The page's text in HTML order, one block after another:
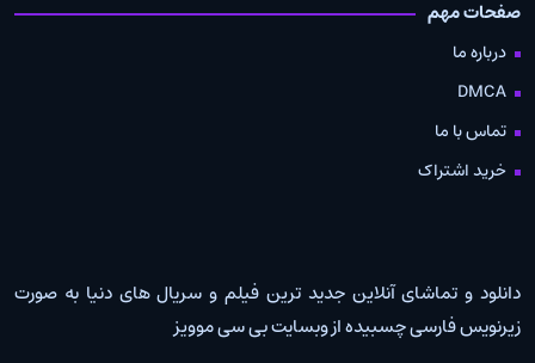
صفحات مهم
درباره ما
DMCA
تماس با ما
خرید اشتراک
دانلود و تماشای آنلاین جدید ترین فیلم و سریال های دنیا به صورت
زیرنویس فارسی چسبیده از وبسایت بی سی موویز